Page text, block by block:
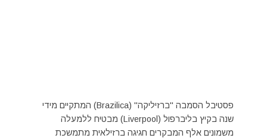
פסטיבל הסמבה "ברזיליקה" (Brazilica) המתקיים מידי
שנה בקיץ בליברפול (Liverpool) מבטיח ללמעלה
משמונים אלף המבקרים חגיגה ברזילאית מתמשכת